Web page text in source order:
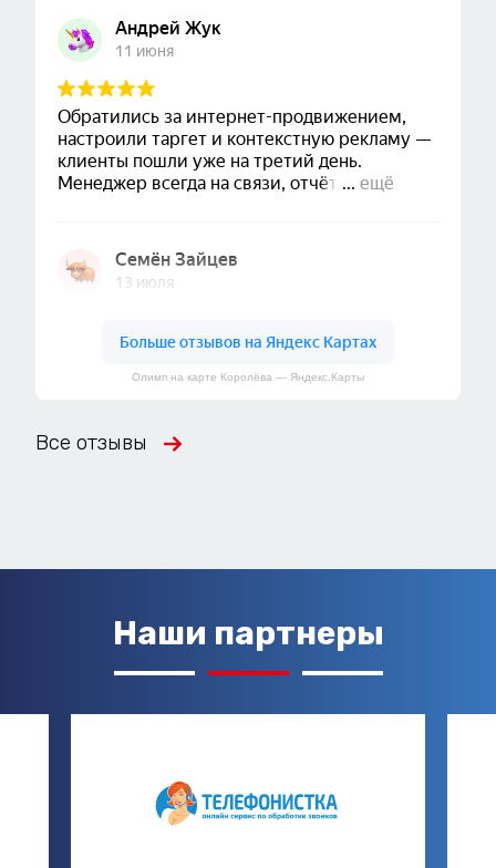
Олимп на карте Королёва — Яндекс.Карты
Все отзывы
Наши партнеры